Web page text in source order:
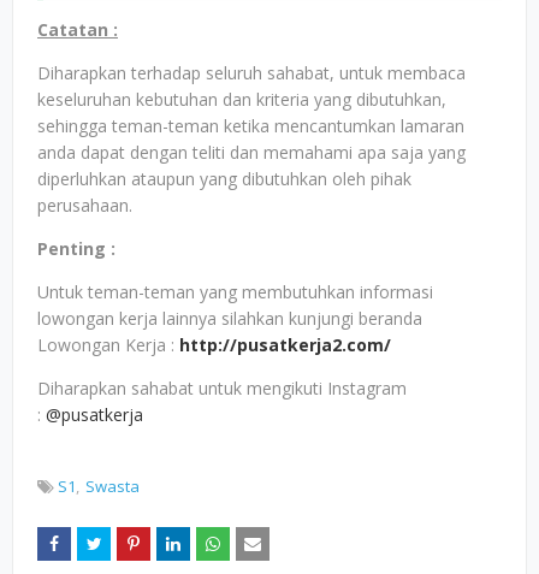
Catatan :
Diharapkan terhadap seluruh sahabat, untuk membaca
keseluruhan kebutuhan dan kriteria yang dibutuhkan,
sehingga teman-teman ketika mencantumkan lamaran
anda dapat dengan teliti dan memahami apa saja yang
diperluhkan ataupun yang dibutuhkan oleh pihak
perusahaan.
Penting :
Untuk teman-teman yang membutuhkan informasi
lowongan kerja lainnya silahkan kunjungi beranda
Lowongan Kerja : http://pusatkerja2.com/
Diharapkan sahabat untuk mengikuti Instagram
: @pusatkerja
S1 Swasta